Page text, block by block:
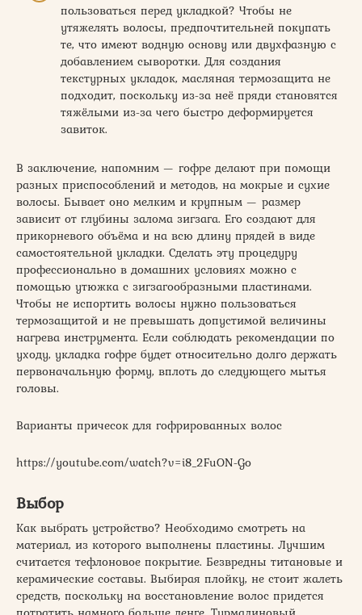
пользоваться перед укладкой? Чтобы не
утяжелять волосы, предпочтительней покупать
те, что имеют водную основу или двухфазную с
добавлением сыворотки. Для создания
текстурных укладок, масляная термозащита не
подходит, поскольку из-за неё пряди становятся
тяжёлыми из-за чего быстро деформируется
завиток.
В заключение, напомним — гофре делают при помощи
разных приспособлений и методов, на мокрые и сухие
волосы. Бывает оно мелким и крупным — размер
зависит от глубины залома зигзага. Его создают для
прикорневого объёма и на всю длину прядей в виде
самостоятельной укладки. Сделать эту процедуру
профессионально в домашних условиях можно с
помощью утюжка с зигзагообразными пластинами.
Чтобы не испортить волосы нужно пользоваться
термозащитой и не превышать допустимой величины
нагрева инструмента. Если соблюдать рекомендации по
уходу, укладка гофре будет относительно долго держать
первоначальную форму, вплоть до следующего мытья
головы.
Варианты причесок для гофрированных волос
https://youtube.com/watch?v=i8_2FuON-Go
Выбор
Как выбрать устройство? Необходимо смотреть на
материал, из которого выполнены пластины. Лучшим
считается тефлоновое покрытие. Безвредны титановые и
керамические составы. Выбирая плойку, не стоит жалеть
средств, поскольку на восстановление волос придется